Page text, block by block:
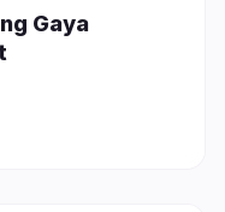
Gaya